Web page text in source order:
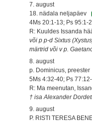
7. august
18. nädala neljapäev
4Ms 20:1-13; Ps 95:1-
R: Kuuldes Issanda
või p p-d Sixtus
märtrid või v p.
8. august
p. Dominicus, preester
5Ms 4:32-40; Ps
R: Ma meenutan,
† isa Alexander
9. august
P. RISTI TERESA